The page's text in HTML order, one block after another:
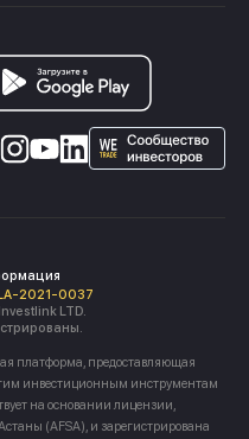
2021-0037
LTD.
платформа, предоставляющая
инвестиционным инструментам
на основании лицензии,
(AFSA), и зарегистрирована